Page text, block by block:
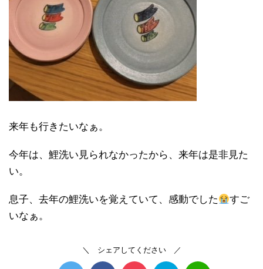
来年も行きたいなぁ。
今年は、鯉洗い見られなかったから、来年は是非見た
い。
息子、去年の鯉洗いを覚えていて、感動でした
すご
いなぁ。
＼ シェアしてください ／